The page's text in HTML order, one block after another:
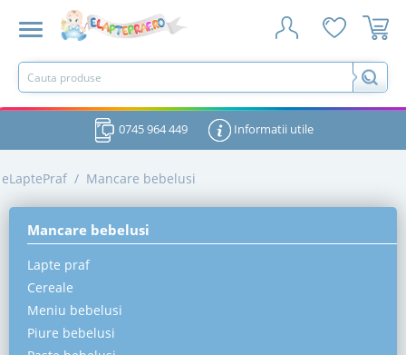
0745 964 449 Informatii utile
eLaptePraf / Mancare bebelusi
Mancare bebelusi
Lapte praf
Cereale
Meniu bebelusi
Piure bebelusi